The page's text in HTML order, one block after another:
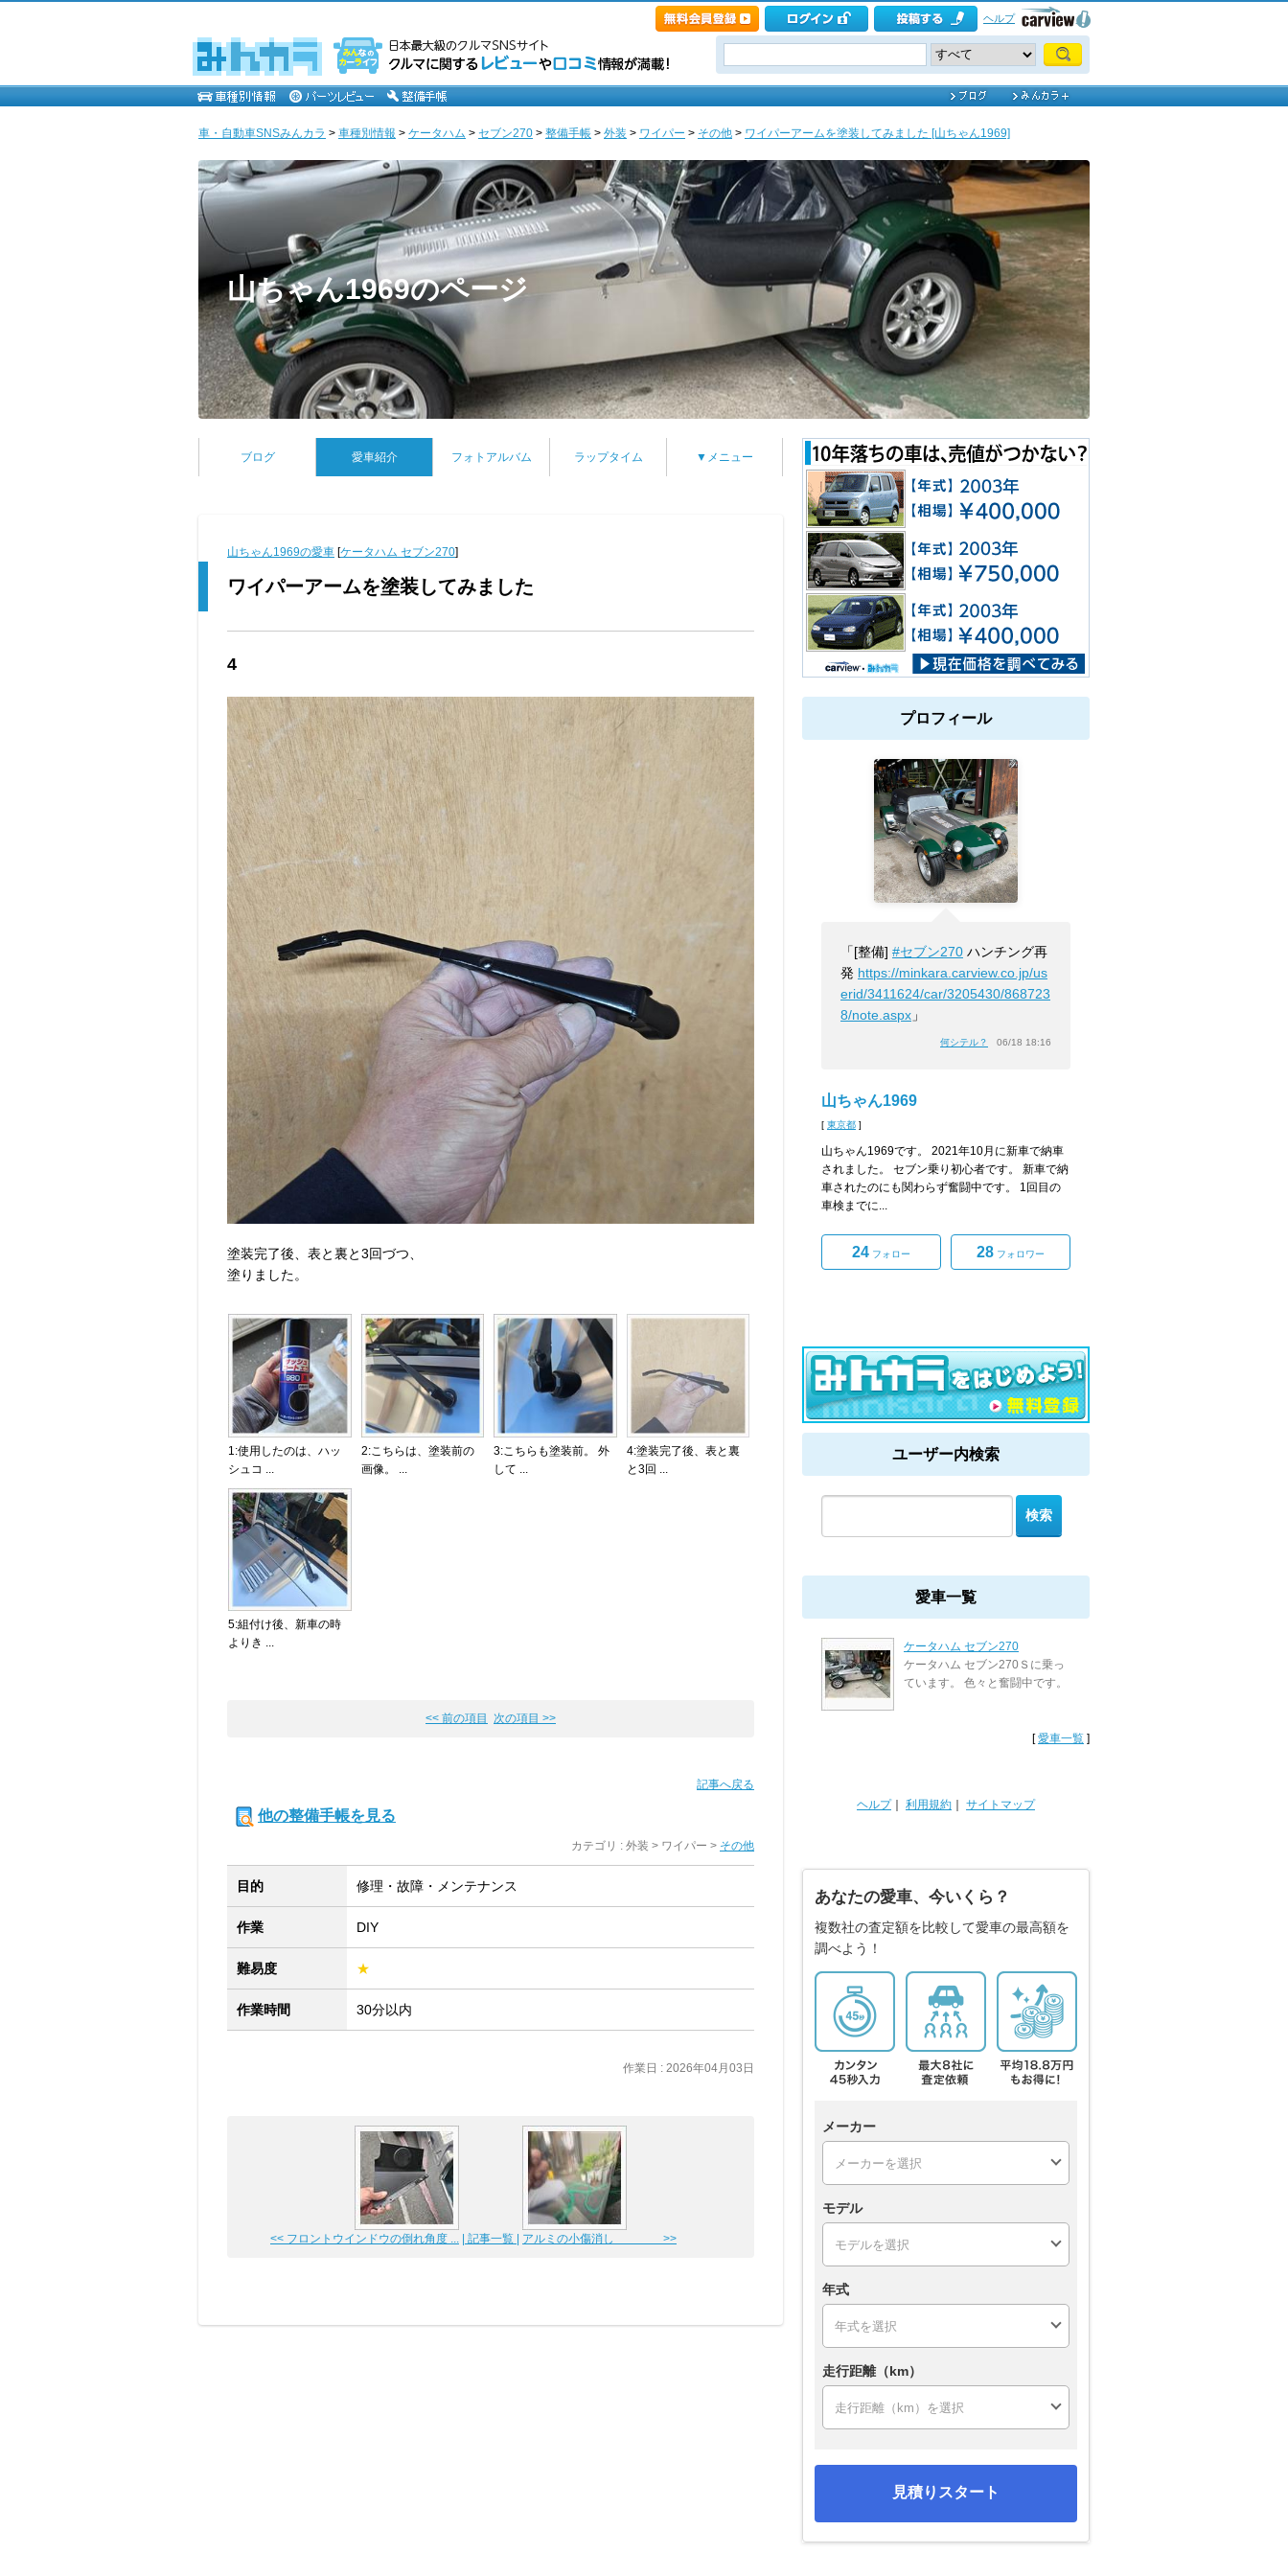
ヘルプ
車・自動車SNSみんカラ > 車種別情報 > ケータハム > セブン270 > 整備手帳 > 外装 > ワイパー > その他 > ワイパーアームを塗装してみました [山ちゃん1969]
山ちゃん1969のページ
ブログ 愛車紹介 フォトアルバム ラップタイム ▼メニュー
山ちゃん1969の愛車 [ケータハム セブン270]
ワイパーアームを塗装してみました
4
塗装完了後、表と裏と3回づつ、
塗りました。
1:使用したのは、ハッ
シュコ ...
2:こちらは、塗装前の
画像。 ...
3:こちらも塗装前。 外
して ...
4:塗装完了後、表と裏
と3回 ...
5:組付け後、新車の時
よりき ...
<< 前の項目 次の項目 >>
記事へ戻る
他の整備手帳を見る
カテゴリ : 外装 > ワイパー > その他
目的 修理・故障・メンテナンス
作業 DIY
難易度 ★
作業時間 30分以内
作業日 : 2026年04月03日
<< フロントウインドウの倒れ角度 ... | 記事一覧 | アルミの小傷消し >>
プロフィール
「[整備] #セブン270 ハンチング再
発 https://minkara.carview.co.jp/us
erid/3411624/car/3205430/868723
8/note.aspx 」
何シテル？ 06/18 18:16
山ちゃん1969
[ 東京都 ]
山ちゃん1969です。 2021年10月に新車で納車
されました。 セブン乗り初心者です。 新車で納
車されたのにも関わらず奮闘中です。 1回目の
車検までに...
24 フォロー 28 フォロワー
ユーザー内検索
愛車一覧
ケータハム セブン270
ケータハム セブン270Ｓに乗っ
ています。 色々と奮闘中です。
[愛車一覧 ]
ヘルプ｜ 利用規約 サイトマップ
あなたの愛車、今いくら？
複数社の査定額を比較して愛車の最高額を
調べよう！
メーカー
モデル
年式
走行距離（km）
見積りスタート